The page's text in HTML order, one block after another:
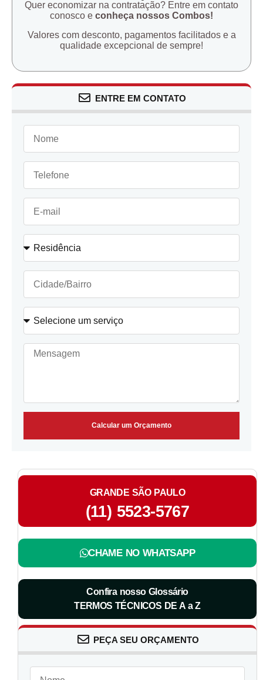
Quer economizar na contratação? Entre em contato
conosco e conheça nossos Combos!
Valores com desconto, pagamentos facilitados e a
qualidade excepcional de sempre!
ENTRE EM CONTATO
Calcular um Orçamento
GRANDE SÃO PAULO
(11) 5523-5767
CHAME NO WHATSAPP
Confira nosso Glossário
TERMOS TÉCNICOS DE A a Z
PEÇA SEU ORÇAMENTO